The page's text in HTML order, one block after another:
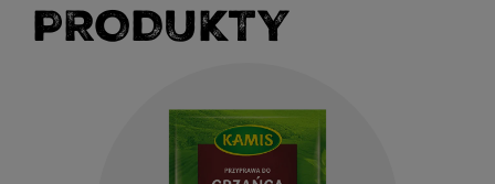
PRODUKTY